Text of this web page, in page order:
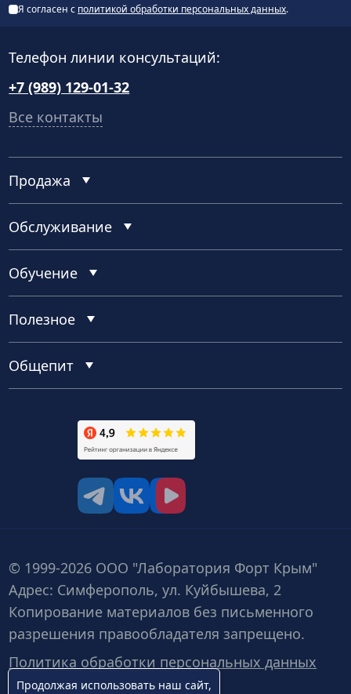
Я согласен с политикой обработки персональных данных.
Телефон линии консультаций:
+7 (989) 129-01-32
Все контакты
Продажа
Обслуживание
Обучение
Полезное
Общепит
© 1999-2026 ООО "Лаборатория Форт Крым"
Адрес: Симферополь, ул. Куйбышева, 2
Копирование материалов без письменного
разрешения правообладателя запрещено.
Политика обработки персональных данных
Продолжая использовать наш сайт,